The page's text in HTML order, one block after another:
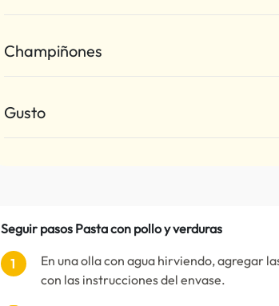
Champiñones
Gusto
Seguir pasos Pasta con pollo y verduras
En una olla con agua hirviendo, agregar
con las instrucciones del envase.